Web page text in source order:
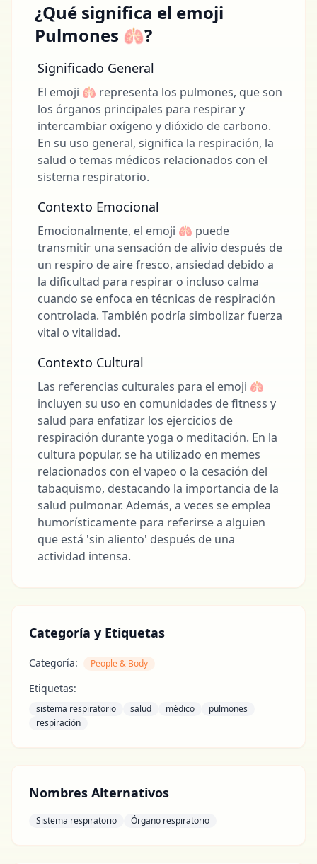
¿Qué significa el emoji
Pulmones 🫁?
Significado General
El emoji 🫁 representa los pulmones, que son
los órganos principales para respirar y
intercambiar oxígeno y dióxido de carbono.
En su uso general, significa la respiración, la
salud o temas médicos relacionados con el
sistema respiratorio.
Contexto Emocional
Emocionalmente, el emoji 🫁 puede
transmitir una sensación de alivio después de
un respiro de aire fresco, ansiedad debido a
la dificultad para respirar o incluso calma
cuando se enfoca en técnicas de respiración
controlada. También podría simbolizar fuerza
vital o vitalidad.
Contexto Cultural
Las referencias culturales para el emoji 🫁
incluyen su uso en comunidades de fitness y
salud para enfatizar los ejercicios de
respiración durante yoga o meditación. En la
cultura popular, se ha utilizado en memes
relacionados con el vapeo o la cesación del
tabaquismo, destacando la importancia de la
salud pulmonar. Además, a veces se emplea
humorísticamente para referirse a alguien
que está 'sin aliento' después de una
actividad intensa.
Categoría y Etiquetas
Categoría: People & Body
Etiquetas:
sistema respiratorio salud médico
pulmones
respiración
Nombres Alternativos
Sistema respiratorio Órgano respiratorio